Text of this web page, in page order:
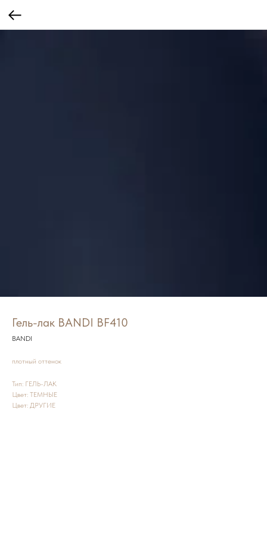
Гель-лак BANDI BF410
BANDI
плотный оттенок
Тип: ГЕЛЬ-ЛАК
Цвет: ТЕМНЫЕ
Цвет: ДРУГИЕ